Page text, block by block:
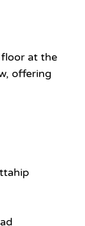
floor at the
offering